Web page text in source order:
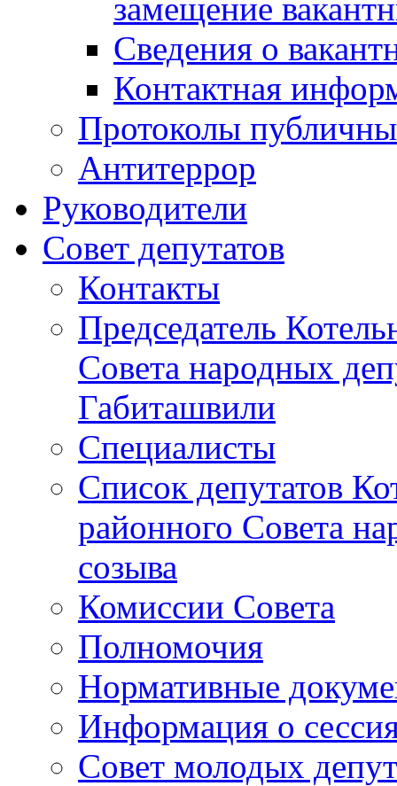
замещение
Сведения о
Контактная
Протоколы
Антитеррор
Руководители
Совет депутатов
Контакты
Председатель
Совета народных
Габиташвили
Специалисты
Список депутатов
районного Совета
созыва
Комиссии Совета
Полномочия
Нормативные
Информация о
Совет молодых